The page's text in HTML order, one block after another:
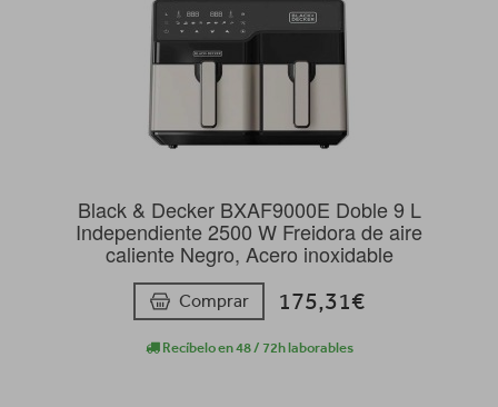
Black & Decker BXAF9000E Doble 9 L
Independiente 2500 W Freidora de aire
caliente Negro, Acero inoxidable
Comprar 175,31€
Recíbelo en 48 / 72h laborables